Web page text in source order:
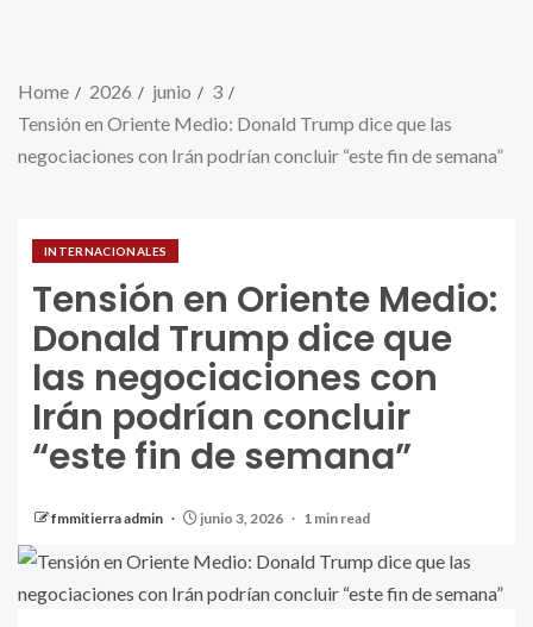
Home 2026 junio
3
Tensión en Oriente Medio: Donald Trump dice que las
negociaciones con Irán podrían concluir “este fin de semana”
INTERNACIONALES
Tensión en Oriente Medio:
Donald Trump dice que
las negociaciones con
Irán podrían concluir
“este fin de semana”
fmmitierra admin junio 3, 2026 1 min read